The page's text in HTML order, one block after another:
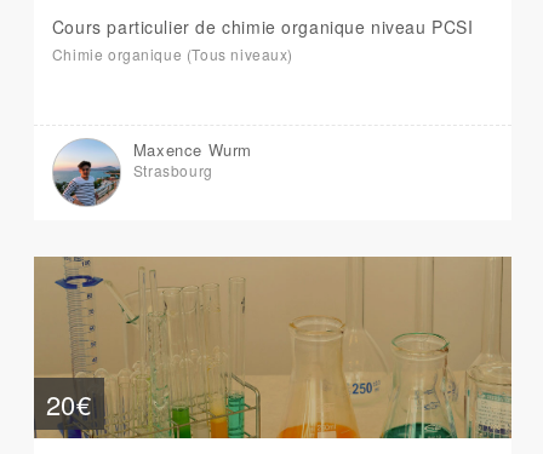
Cours particulier de chimie organique niveau PCSI
Chimie organique (Tous niveaux)
Maxence Wurm
Strasbourg
20€